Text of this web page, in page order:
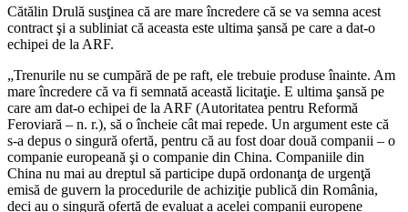
Cătălin Drulă susţinea că are mare încredere că se va semna acest
contract şi a subliniat că aceasta este ultima şansă pe care a dat-o
echipei de la ARF.
„Trenurile nu se cumpără de pe raft, ele trebuie produse înainte. Am
mare încredere că va fi semnată această licitaţie. E ultima şansă pe
care am dat-o echipei de la ARF (Autoritatea pentru Reformă
Feroviară – n. r.), să o încheie cât mai repede. Un argument este că
s-a depus o singură ofertă, pentru că au fost doar două companii – o
companie europeană şi o companie din China. Companiile din
China nu mai au dreptul să participe după ordonanţa de urgenţă
emisă de guvern la procedurile de achiziţie publică din România,
deci au o singură ofertă de evaluat a acelei companii europene